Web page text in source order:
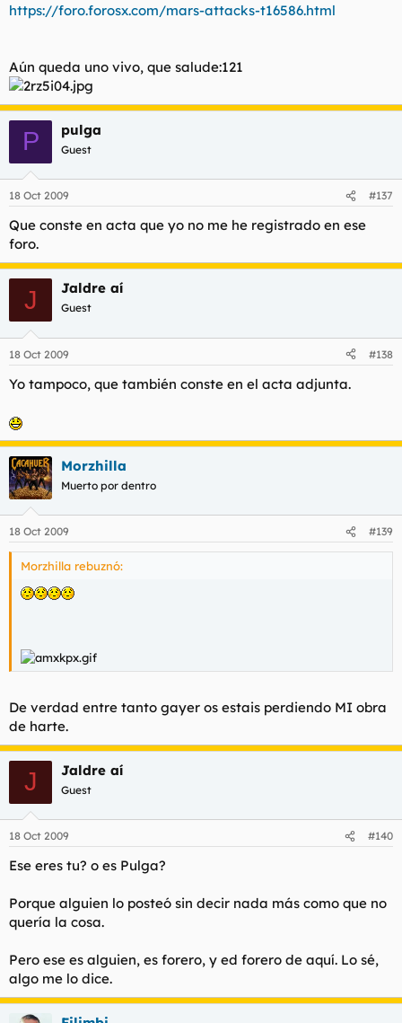
https://foro.forosx.com/mars-attacks-t16586.html
Aún queda uno vivo, que salude:121
P pulga
Guest
18 Oct 2009 #137
Que conste en acta que yo no me he registrado en ese
foro.
J Jaldre aí
Guest
18 Oct 2009 #138
Yo tampoco, que también conste en el acta adjunta.
Morzhilla
Muerto por dentro
18 Oct 2009 #139
Morzhilla rebuznó:
De verdad entre tanto gayer os estais perdiendo MI obra
de harte.
J Jaldre aí
Guest
18 Oct 2009 #140
Ese eres tu? o es Pulga?
Porque alguien lo posteó sin decir nada más como que no
quería la cosa.
Pero ese es alguien, es forero, y ed forero de aquí. Lo sé,
algo me lo dice.